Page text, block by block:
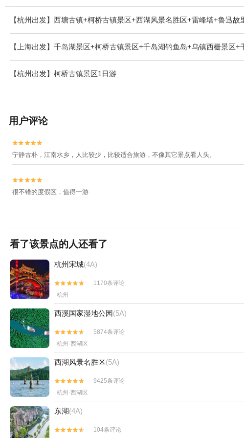
【杭州出发】西塘古镇+柯桥古镇景区+西湖风景名胜区+雷峰塔+鲁迅
【上海出发】千岛湖景区+柯桥古镇景区+千岛湖钓鱼岛+乌镇西栅景
【杭州出发】柯桥古镇景区1日游
用户评论


宁静古朴，江南水乡，人比较少，比较适合旅游，不像其它景点看人头。


很不错的度假区，值得一游
看了该景点的人还看了
杭州宋城(4A)


1170条评论
杭州
西溪国家湿地公园(5A)


5874条评论
杭州·西湖区
西湖风景名胜区(5A)


9425条评论
杭州·西湖区
东湖(4A)

 104条评论